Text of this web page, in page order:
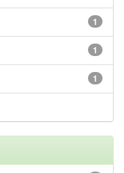
1
1
1